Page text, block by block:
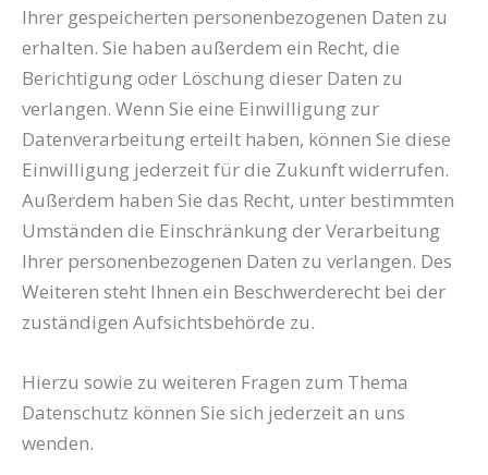
Ihrer gespeicherten personenbezogenen Daten zu
erhalten. Sie haben außerdem ein Recht, die
Berichtigung oder Löschung dieser Daten zu
verlangen. Wenn Sie eine Einwilligung zur
Datenverarbeitung erteilt haben, können Sie diese
Einwilligung jederzeit für die Zukunft widerrufen.
Außerdem haben Sie das Recht, unter bestimmten
Umständen die Einschränkung der Verarbeitung
Ihrer personenbezogenen Daten zu verlangen. Des
Weiteren steht Ihnen ein Beschwerderecht bei der
zuständigen Aufsichtsbehörde zu.
Hierzu sowie zu weiteren Fragen zum Thema
Datenschutz können Sie sich jederzeit an uns
wenden.